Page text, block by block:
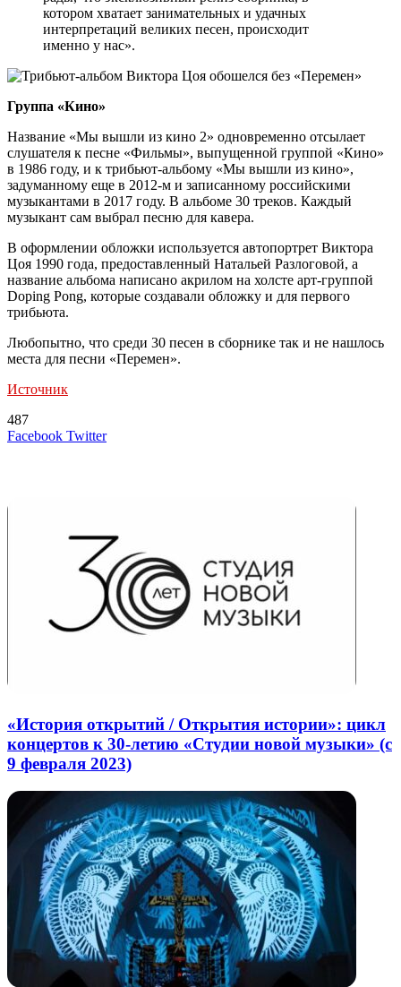
котором хватает занимательных и удачных
интерпретаций великих песен, происходит
именно у нас».
Группа «Кино»
Название «Мы вышли из кино 2» одновременно отсылает
слушателя к песне «Фильмы», выпущенной группой «Кино»
в 1986 году, и к трибьют-альбому «Мы вышли из кино»,
задуманному еще в 2012-м и записанному российскими
музыкантами в 2017 году. В альбоме 30 треков. Каждый
музыкант сам выбрал песню для кавера.
В оформлении обложки используется автопортрет Виктора
Цоя 1990 года, предоставленный Натальей Разлоговой, а
название альбома написано акрилом на холсте арт-группой
Doping Pong, которые создавали обложку и для первого
трибьюта.
Любопытно, что среди 30 песен в сборнике так и не нашлось
места для песни «Перемен».
Источник
487
Facebook TwitterLinkedIn
Tumblr
Reddit
Вконтакте
Одноклассники
Skype
Messenger
Messenger
WhatsApp
Telegram
Viber
Line
Поделиться
Печатать
«История открытий / Открытия истории»: цикл
концертов к 30-летию «Студии новой музыки» (c
9 февраля 2023)